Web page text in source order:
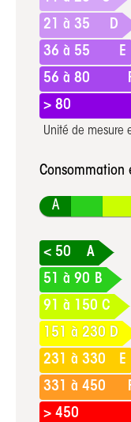
21 à 35
D
36 à 55
E
56 à 80
> 80
Unité de mesure
Consommation
A
< 50
A
51 à 90 B
91 à 150 C
151 à 230 D
231 à 330
E
331 à 450
> 450